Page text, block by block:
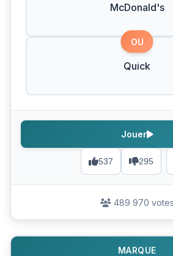
McDonald's
OU
Quick
537 295
Jouer
489 970 votes
MARQUE